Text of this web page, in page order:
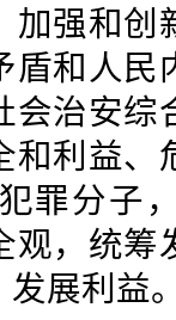
加强和创
盾和人民
会治安综
和利益、
罪分子
观，统筹
发展利益